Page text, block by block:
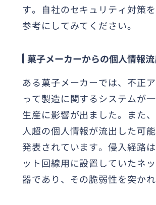
す。自社のセキュリティ対策
参考にしてみてください。
菓子メーカーからの個人情報
ある菓子メーカーでは、不正
って製造に関するシステムが一
生産に影響が出ました。また
人超の個人情報が流出した可
発表されています。侵入経路
ット回線用に設置していたネ
器であり、その脆弱性を突かれ